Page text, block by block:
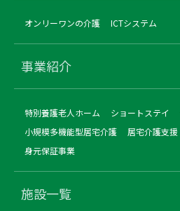
オンリーワンの介護 ICTシステム
事業紹介
特別養護老人ホーム ショートステイ
小規模多機能型居宅介護
居宅介護支援
身元保証事業
施設一覧